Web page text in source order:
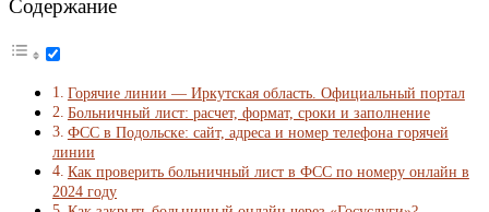
Содержание
Горячие линии — Иркутская область. Официальный портал
Больничный лист: расчет, формат, сроки и заполнение
ФСС в Подольске: сайт, адреса и номер телефона горячей
линии
Как проверить больничный лист в ФСС по номеру онлайн в
2024 году